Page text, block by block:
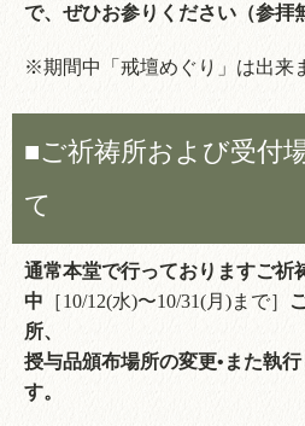
で、ぜひお参りください（参拝
※期間中「戒壇めぐり」は出来
■ご祈祷所および受付
て
通常本堂で行っておりますご祈
中 ［10/12(水)〜10/31(月)まで］
所、
授与品頒布場所の変更•また執
す。